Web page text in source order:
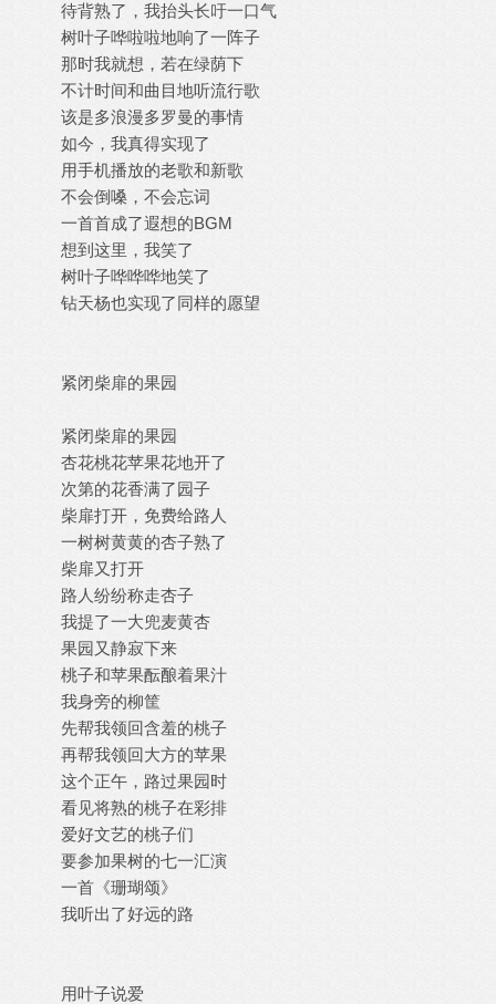
待背熟了，我抬头长吁一口气
树叶子哗啦啦地响了一阵子
那时我就想，若在绿荫下
不计时间和曲目地听流行歌
该是多浪漫多罗曼的事情
如今，我真得实现了
用手机播放的老歌和新歌
不会倒嗓，不会忘词
一首首成了遐想的BGM
想到这里，我笑了
树叶子哗哗哗地笑了
钻天杨也实现了同样的愿望
紧闭柴扉的果园
紧闭柴扉的果园
杏花桃花苹果花地开了
次第的花香满了园子
柴扉打开，免费给路人
一树树黄黄的杏子熟了
柴扉又打开
路人纷纷称走杏子
我提了一大兜麦黄杏
果园又静寂下来
桃子和苹果酝酿着果汁
我身旁的柳筐
先帮我领回含羞的桃子
再帮我领回大方的苹果
这个正午，路过果园时
看见将熟的桃子在彩排
爱好文艺的桃子们
要参加果树的七一汇演
一首《珊瑚颂》
我听出了好远的路
用叶子说爱